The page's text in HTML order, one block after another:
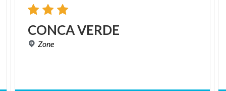
CONCAVERDE
Zone